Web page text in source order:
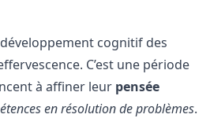
développement cognitif des
C’est une période
à affiner leur pensée
en résolution de problèmes.